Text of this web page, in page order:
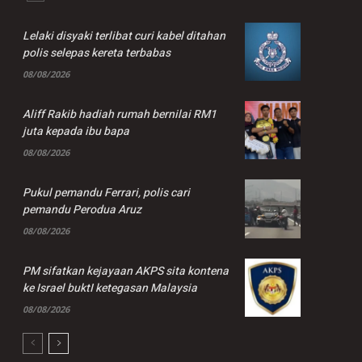
Lelaki disyaki terlibat curi kabel ditahan
polis selepas kereta terbabas
08/08/2026
Aliff Rakib hadiah rumah bernilai RM1
juta kepada ibu bapa
08/08/2026
Pukul pemandu Ferrari, polis cari
pemandu Perodua Aruz
08/08/2026
PM sifatkan kejayaan AKPS sita kontena
ke Israel buktI ketegasan Malaysia
08/08/2026